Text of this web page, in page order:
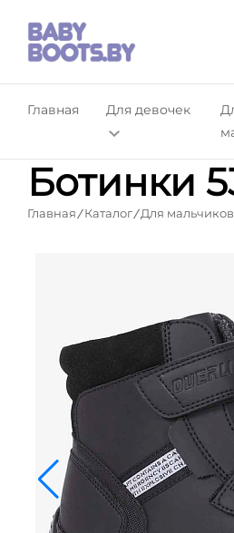
Главная Для девочек
Ботинки
Главная Каталог Для мальчиков